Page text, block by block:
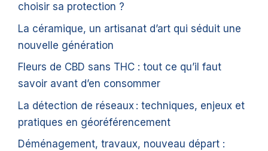
choisir sa protection ?
La céramique, un artisanat d’art qui séduit une
nouvelle génération
Fleurs de CBD sans THC : tout ce qu’il faut
savoir avant d’en consommer
La détection de réseaux : techniques, enjeux et
pratiques en géoréférencement
Déménagement, travaux, nouveau départ :